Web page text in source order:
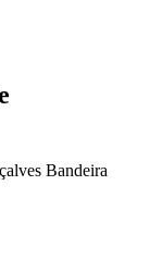
Bandeira